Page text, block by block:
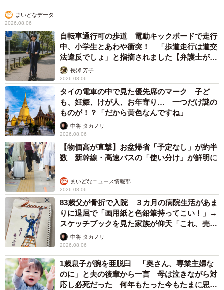
まいどなデータ
2026.08.06
自転車通行可の歩道 電動キックボードで走行
中、小学生とあわや衝突！ 「歩道走行は道交
法違反でしょ」と指摘されました【弁護士が解
説】長澤 芳子
2026.08.06
タイの電車の中で見た優先席のマーク 子ど
も、妊娠、けが人、お年寄り… 一つだけ謎の
ものが！？「だから黄色なんですね」
中将 タカノリ
2026.08.06
【物価高が直撃】お盆帰省「予定なし」が約半
数 新幹線・高速バスの「使い分け」が鮮明に
まいどなニュース情報部
2026.08.06
83歳父が骨折で入院 ３カ月の病院生活があま
りに退屈で「画用紙と色鉛筆持ってこい！」→
スケッチブックを見た家族が仰天「これ、売れ
ますよ…」
中将 タカノリ
2026.08.06
1歳息子が腕を亜脱臼 「奥さん、専業主婦な
のに」と夫の後輩から一言 母は泣きながら対
応し必死だった 何年もたった今もたまに思い